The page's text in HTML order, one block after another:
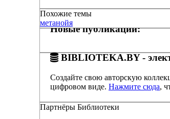
Похожие темы
метанойя
Новые публикации:
BIBLIOTEKA.BY -
Создайте свою авторскую
цифровом виде. Нажмите сюда,
Партнёры Библиотеки